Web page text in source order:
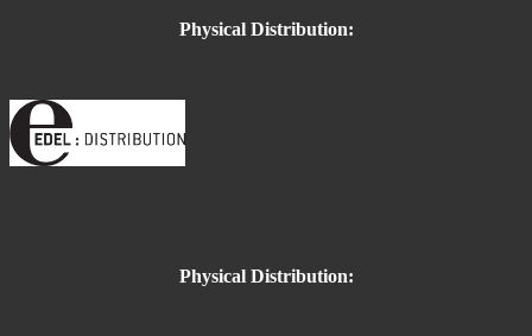
Physical Distribution:
Physical Distribution: